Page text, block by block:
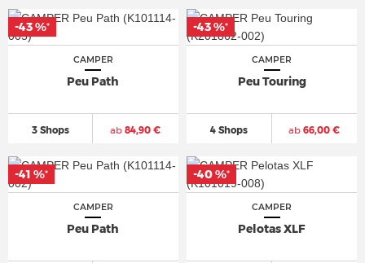
CAMPER
Peu Path
3 Shops ab 84,90 €
-43 %*
CAMPER
Peu Touring
4 Shops ab 66,00 €
-43 %*
CAMPER
Peu Path
-41 %*
CAMPER
Pelotas XLF
-40 %*